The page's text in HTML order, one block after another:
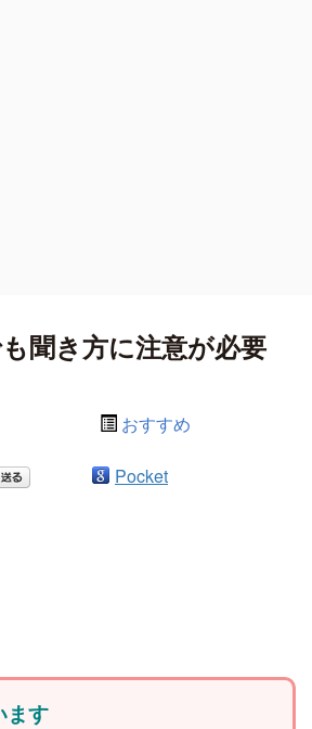
聞き方に注意が必要
おすすめ
Pocket
ます